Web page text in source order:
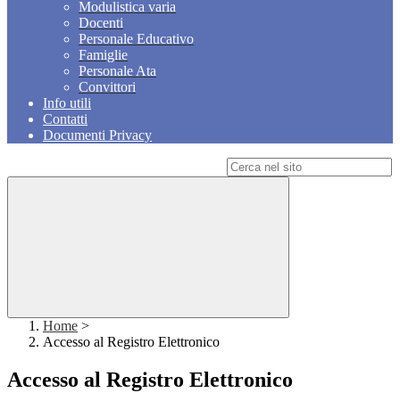
Modulistica varia
Docenti
Personale Educativo
Famiglie
Personale Ata
Convittori
Info utili
Contatti
Documenti Privacy
Home >
Accesso al Registro Elettronico
Accesso al Registro Elettronico